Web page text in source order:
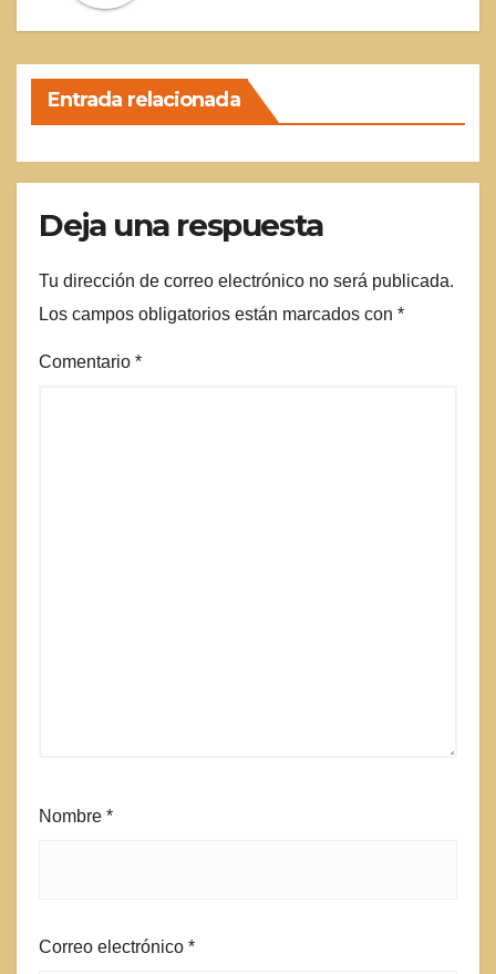
Entrada relacionada
Deja una respuesta
Tu dirección de correo electrónico no será publicada.
Los campos obligatorios están marcados con *
Comentario *
Nombre *
Correo electrónico *